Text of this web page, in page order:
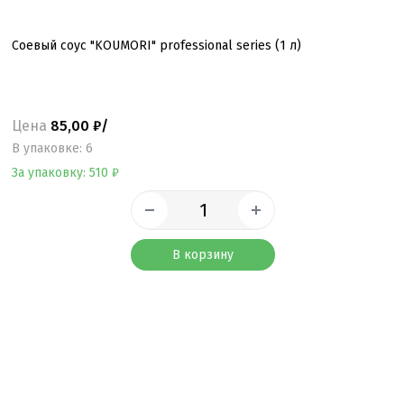
Соевый соус "KOUMORI" professional series (1 л)
Цена 85,00 ₽/
B упаковке: 6
За упаковку: 510 ₽
В корзину